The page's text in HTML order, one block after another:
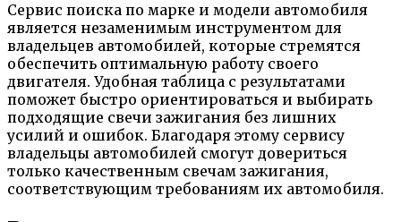
Сервис поиска по марке и модели автомобиля
является незаменимым инструментом для
владельцев автомобилей, которые стремятся
обеспечить оптимальную работу своего
двигателя. Удобная таблица с результатами
поможет быстро ориентироваться и выбирать
подходящие свечи зажигания без лишних
усилий и ошибок. Благодаря этому сервису
владельцы автомобилей смогут довериться
только качественным свечам зажигания,
соответствующим требованиям их автомобиля.